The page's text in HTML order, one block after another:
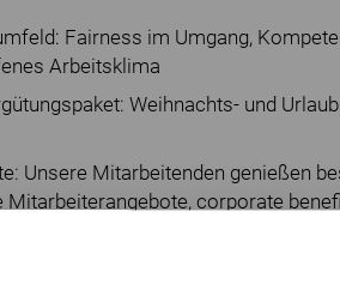
Fairness im Umgang,
Arbeitsklima
Weihnachts- und
Unsere Mitarbeitenden genießen
Mitarbeiterangebote, corporate
hauseigene Akademie für